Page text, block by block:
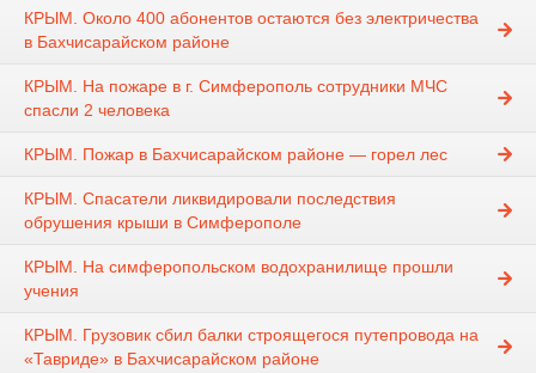
КРЫМ. Около 400 абонентов остаются без электричества
в Бахчисарайском районе
КРЫМ. На пожаре в г. Симферополь сотрудники МЧС
спасли 2 человека
КРЫМ. Пожар в Бахчисарайском районе — горел лес
КРЫМ. Спасатели ликвидировали последствия
обрушения крыши в Симферополе
КРЫМ. На симферопольском водохранилище прошли
учения
КРЫМ. Грузовик сбил балки строящегося путепровода на
«Тавриде» в Бахчисарайском районе